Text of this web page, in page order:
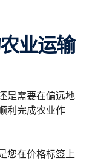
是需要在偏远地
利完成农业作
您在价格标签上